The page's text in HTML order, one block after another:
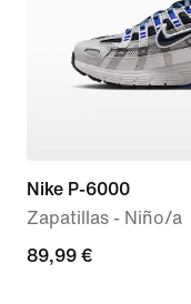
Nike P-6000
Zapatillas - Niño/a
89,99 €
89,99 €